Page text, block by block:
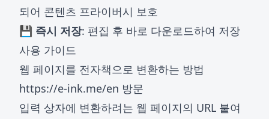
되어 콘텐츠 프라이버시 보호
💾 즉시 저장: 편집 후 바로 다운로드하여 저장
사용 가이드
웹 페이지를 전자책으로 변환하는 방법
https://e-ink.me/en 방문
입력 상자에 변환하려는 웹 페이지의 URL 붙여